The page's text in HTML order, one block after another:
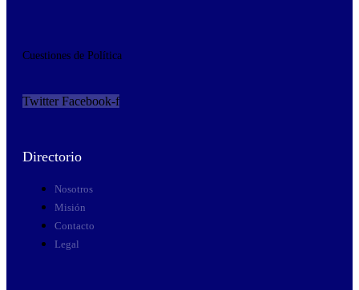
Cuestiones de Política
Twitter Facebook-f
Directorio
Nosotros
Misión
Contacto
Legal